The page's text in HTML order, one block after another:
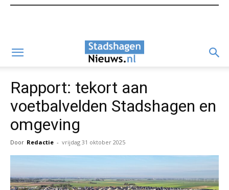
Rapport: tekort aan
voetbalvelden Stadshagen en
omgeving
Door Redactie - vrijdag 31 oktober 2025